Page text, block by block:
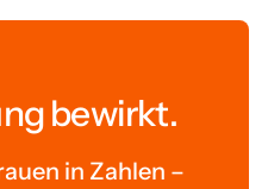
bewirkt.
in Zahlen –